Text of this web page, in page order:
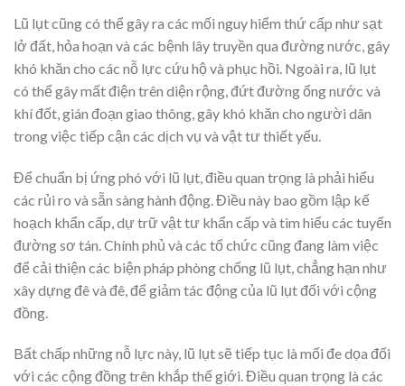
Lũ lụt cũng có thể gây ra các mối nguy hiểm thứ cấp như sạt
lở đất, hỏa hoạn và các bệnh lây truyền qua đường nước, gây
khó khăn cho các nỗ lực cứu hộ và phục hồi. Ngoài ra, lũ lụt
có thể gây mất điện trên diện rộng, đứt đường ống nước và
khí đốt, gián đoạn giao thông, gây khó khăn cho người dân
trong việc tiếp cận các dịch vụ và vật tư thiết yếu.
Để chuẩn bị ứng phó với lũ lụt, điều quan trọng là phải hiểu
các rủi ro và sẵn sàng hành động. Điều này bao gồm lập kế
hoạch khẩn cấp, dự trữ vật tư khẩn cấp và tìm hiểu các tuyến
đường sơ tán. Chính phủ và các tổ chức cũng đang làm việc
để cải thiện các biện pháp phòng chống lũ lụt, chẳng hạn như
xây dựng đê và đê, để giảm tác động của lũ lụt đối với cộng
đồng.
Bất chấp những nỗ lực này, lũ lụt sẽ tiếp tục là mối đe dọa đối
với các cộng đồng trên khắp thế giới. Điều quan trọng là các